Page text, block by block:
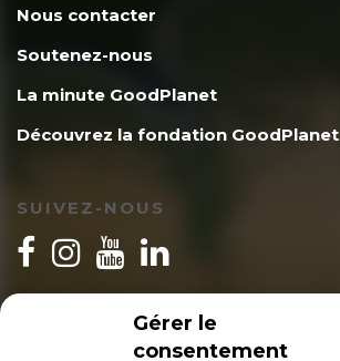
Gérer le
consentement
Nous contacter
Soutenez-nous
La minute GoodPlanet
Découvrez la fondation GoodPlanet
SUIVEZ-NOUS
INSCRIPTION NEWSLETTER